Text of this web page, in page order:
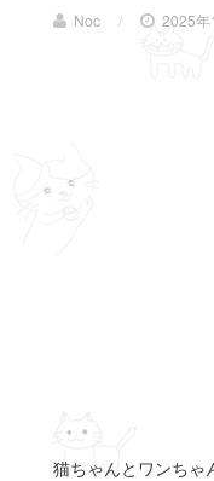
Noc / 2025年
猫ちゃんとワンちゃ